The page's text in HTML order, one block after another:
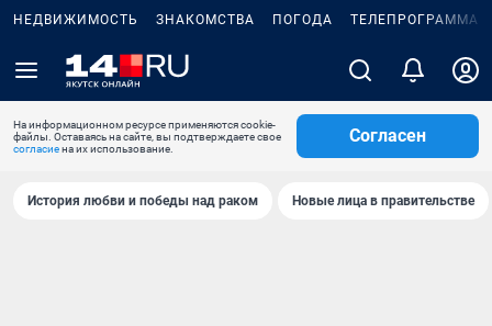
НЕДВИЖИМОСТЬ ЗНАКОМСТВА ПОГОДА ТЕЛЕПРОГРАММА
На информационном ресурсе применяются cookie-
файлы. Оставаясь на сайте, вы подтверждаете свое
согласиена их использование.
Согласен
История любви и победы над раком Новые лица в правительстве